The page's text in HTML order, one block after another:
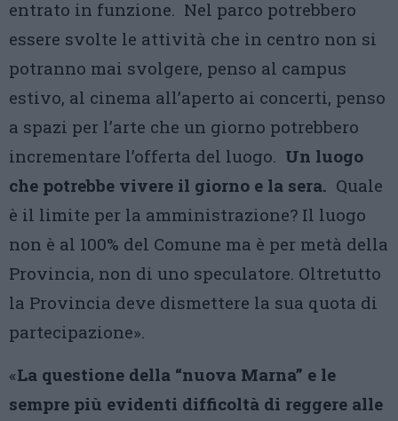
entrato in funzione. Nel parco potrebbero
essere svolte le attività che in centro non si
potranno mai svolgere, penso al campus
estivo, al cinema all’aperto ai concerti, penso
a spazi per l’arte che un giorno potrebbero
incrementare l’offerta del luogo. Un luogo
che potrebbe vivere il giorno e la sera. Quale
è il limite per la amministrazione? Il luogo
non è al 100% del Comune ma è per metà della
Provincia, non di uno speculatore. Oltretutto
la Provincia deve dismettere la sua quota di
partecipazione».
«La questione della “nuova Marna” e le
sempre più evidenti difficoltà di reggere alle